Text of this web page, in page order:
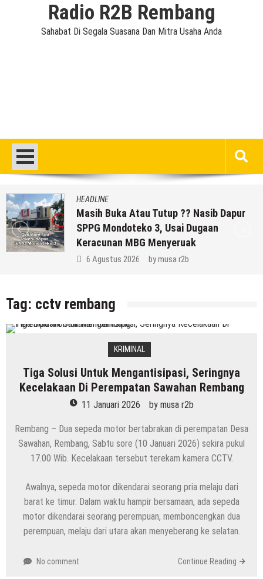
Radio R2B Rembang
Sahabat Di Segala Suasana Dan Mitra Usaha Anda
HEADLINE
Masih Buka Atau Tutup ?? Nasib Dapur
SPPG Mondoteko 3, Usai Dugaan
Keracunan MBG Menyeruak
6 Agustus 2026 bymusa r2b
Tag: cctv rembang
KRIMINAL
Tiga Solusi Untuk Mengantisipasi, Seringnya
Kecelakaan Di Perempatan Sawahan Rembang
11 Januari 2026 by musa r2b
Rembang – Dua sepeda motor bertabrakan di perempatan Desa
Sawahan, Rembang, Sabtu sore (10 Januari 2026) sekira pukul
17.00 Wib. Kecelakaan tersebut terekam kamera CCTV.
Awalnya, sepeda motor dikendarai seorang pria melaju dari
barat ke timur. Dalam waktu hampir bersamaan, ada sepeda
motor dikendarai seorang perempuan, memboncengkan dua
perempuan, melaju dari utara akan menyeberang ke selatan.
No comment Continue Reading